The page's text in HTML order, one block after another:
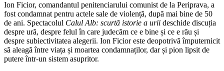
Ion Ficior, comandantul penitenciarului comunist de la Periprava, a
fost condamnat pentru actele sale de violență, după mai bine de 50
de ani. Spectacolul Calul Alb: scurtă istorie a urii deschide discuția
despre ură, despre felul în care judecăm ce e bine și ce e rău și
despre subiectivitatea alegerii. Ion Ficior este deopotrivă împuternicit
să aleagă între viața și moartea condamnaților, dar și pion lipsit de
putere într-un sistem asupritor.